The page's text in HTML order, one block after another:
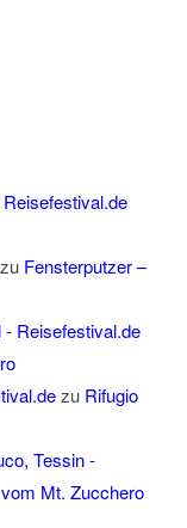
Fensterputzer –
Reisefestival.de
zu Rifugio
Tessin -
Mt. Zucchero